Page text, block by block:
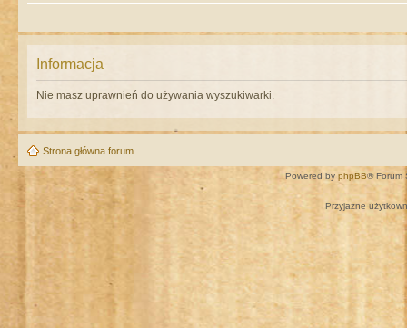
Informacja
Nie masz uprawnień do używania wyszukiwarki.
Strona główna forum
Powered by phpBB® Forum
Przyjazne